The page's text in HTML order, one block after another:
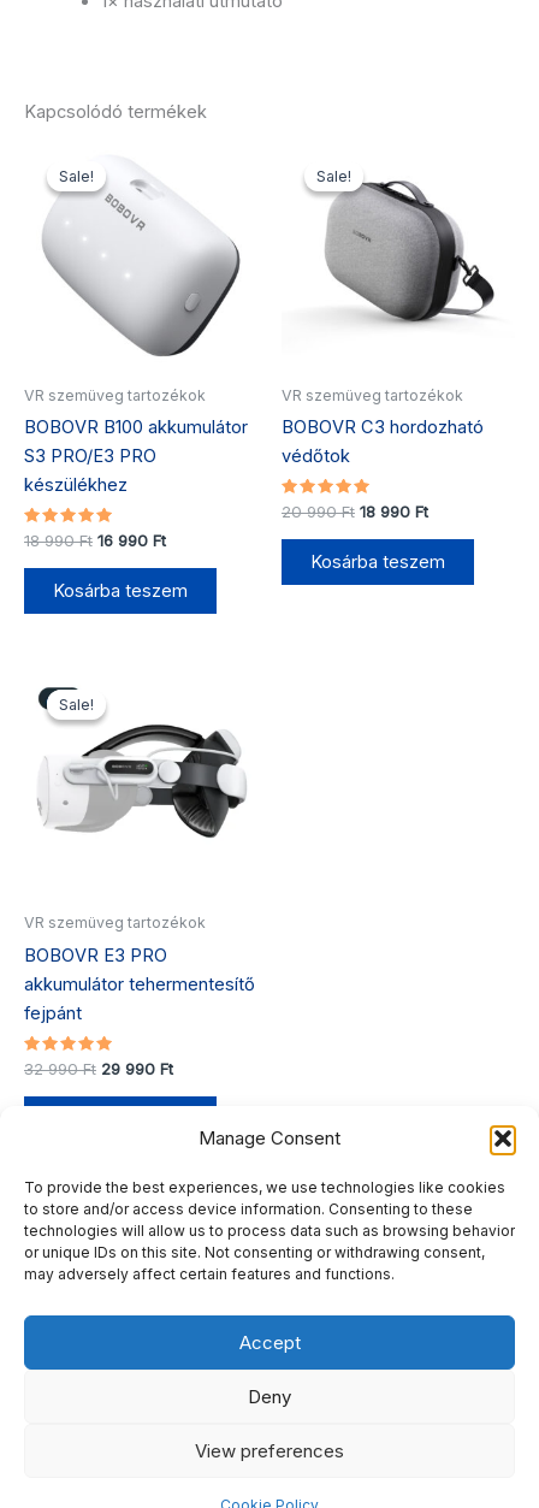
Manage Consent
To provide the best experiences, we use technologies like cookies
to store and/or access device information. Consenting to these
technologies will allow us to process data such as browsing behavior
or unique IDs on this site. Not consenting or withdrawing consent,
may adversely affect certain features and functions.
Accept
Deny
View preferences
Kapcsolódó termékek
Sale!
Sale!
VR szemüveg tartozékok
BOBOVR B100 akkumulátor
S3 PRO/E3 PRO
készülékhez
Értékelés:
/ 5
18 990Ft
was:
18
990 Ft.
16 990 Ft
Kosárba teszem
Sale!
Sale!
VR szemüveg tartozékok
BOBOVR C3 hordozható
védőtok
Értékelés:
/ 5
20 990Ft
was:
990 Ft.
18 990 Ft
18
990 Ft.
Kosárba teszem
Sale!
Sale!
VR szemüveg tartozékok
BOBOVR E3 PRO
akkumulátor tehermentesítő
fejpánt
Értékelés:
5.00
/ 5
32 990Ft
was:
32
990 Ft.
29 990 Ft
29
990 Ft.
Adatkezelési tájékoztató
Általános Szerződési Feltételek (ÁSZF)
Copyright © 2026 AiPlanLab Store | Powered by